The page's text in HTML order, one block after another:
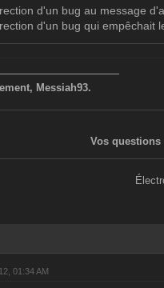
d'un bug au message
d'un bug qui empêchait
Messiah93.
Vos questions
01:34 AM